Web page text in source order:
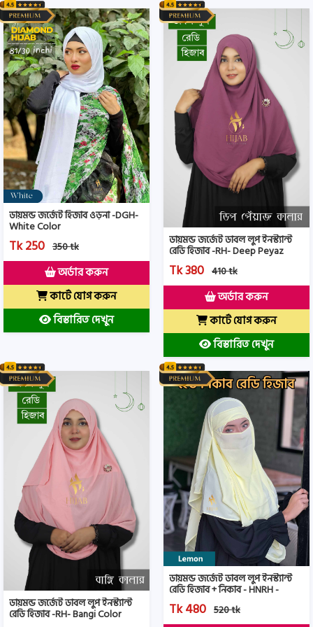
ডায়মন্ড জর্জেট হিজাব ওড়না -DGH-
White Color
Tk 250 350 tk
অর্ডার করুন
কার্টে যোগ করুন
বিস্তারিত দেখুন
ডায়মন্ড জর্জেট ডাবল লুপ ইনস্ট্যান্ট
রেডি হিজাব -RH- Deep Peyaz
Color
Tk 380 410 tk
অর্ডার করুন
কার্টে যোগ করুন
বিস্তারিত দেখুন
ডায়মন্ড জর্জেট ডাবল লুপ ইনস্ট্যান্ট
রেডি হিজাব -RH- Bangi Color
ডায়মন্ড জর্জেট ডাবল লুপ ইনস্ট্যান্ট
রেডি হিজাব + নিকাব - HNRH -
Lemon Color
Tk 480 520 tk